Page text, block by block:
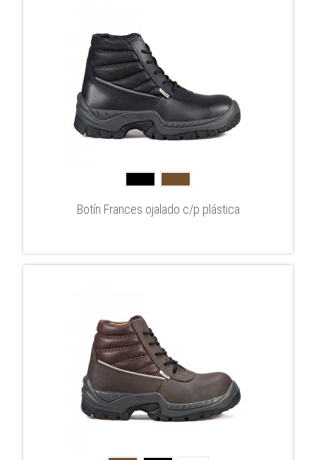
Botín Frances ojalado c/p plástica